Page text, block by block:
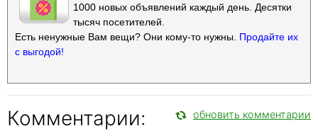
1000 новых объявлений каждый день. Десятки
тысяч посетителей.
Есть ненужные Вам вещи? Они кому-то нужны. Продайте их
с выгодой!
Комментарии: обновить комментарии